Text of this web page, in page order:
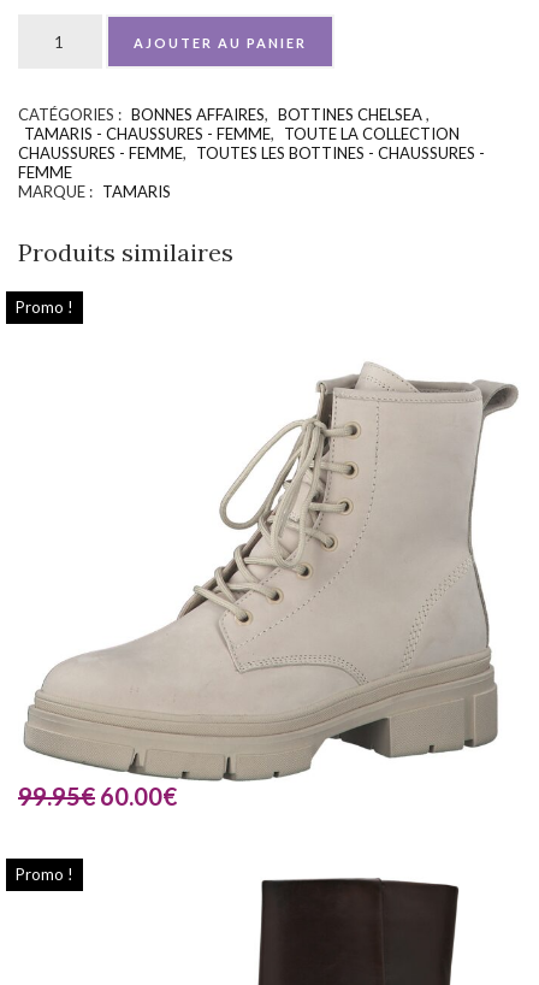
AJOUTER AU PANIER
CATÉGORIES : BONNES AFFAIRES, BOTTINES CHELSEA,
TAMARIS - CHAUSSURES - FEMME,
TOUTE LA COLLECTION
CHAUSSURES - FEMME,
TOUTES LES BOTTINES - CHAUSSURES -
FEMME
MARQUE : TAMARIS
Produits similaires
Promo !
99.95€ 60.00€
Promo !